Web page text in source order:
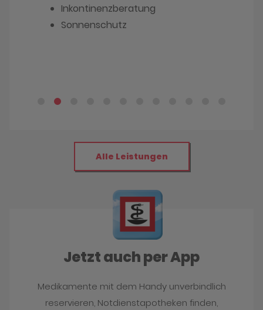
Inkontinenzberatung
Sonnenschutz
Alle Leistungen
Jetzt auch per App
Medikamente mit dem Handy unverbindlich
reservieren, Notdienstapotheken finden,